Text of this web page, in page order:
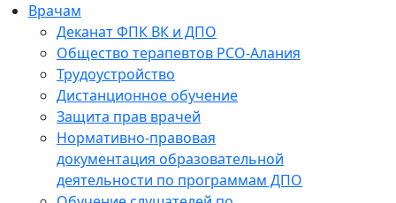
Врачам
Деканат ФПК ВК и ДПО
Общество терапевтов РСО-Алания
Трудоустройство
Дистанционное обучение
Защита прав врачей
Нормативно-правовая
документация образовательной
деятельности по программам ДПО